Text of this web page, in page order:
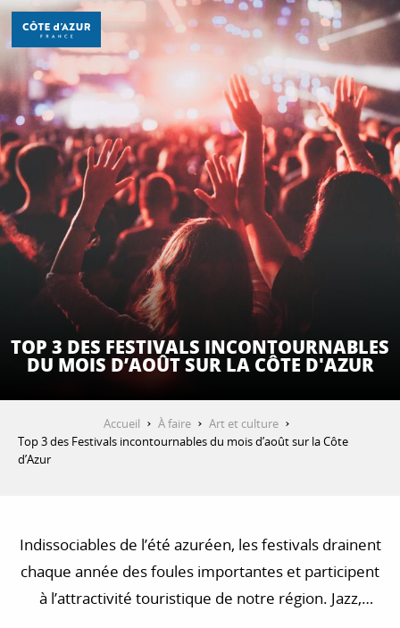
Aller
contenu
principal
DÉCOUVRIR
À FAIRE
SÉJOURNER
TOP 3 DES FESTIVALS INCONTOURNABLES
DU MOIS D’AOÛT SUR LA CÔTE D'AZUR
Accueil À faire
Art et culture
Top 3 des Festivals incontournables du mois d’août sur la Côte
d’Azur
Indissociables de l’été azuréen, les festivals drainent
chaque année des foules importantes et participent
à l’attractivité touristique de notre région. Jazz,